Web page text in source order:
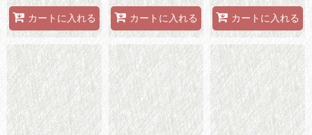
カートに入れる カートに入れる カートに入れる